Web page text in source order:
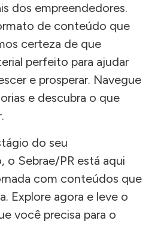
dos empreendedores.
de conteúdo que
certeza de que
perfeito para ajudar
e prosperar. Navegue
e descubra o que
do seu
o Sebrae/PR está aqui
com conteúdos que
Explore agora e leve o
você precisa para o